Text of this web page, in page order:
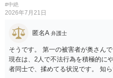
を払うにしても、紛争が蒸し返され
交わすようにしてください。
#中絶
2026年7月21日
匿名A 弁護士
そうです。 第一の被害者が奥さん
現在は、2人で不法行為を積極的に
者同士で、揉めてる状況です。 知